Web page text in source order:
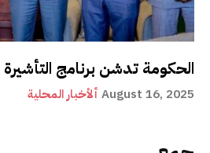
الحكومة تدشن برنامج التأشيرة
ألأخبار المحلية August 16, 2025